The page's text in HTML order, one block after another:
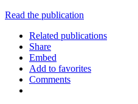
Read the publication
Related publications
Share
Embed
Add to favorites
Comments